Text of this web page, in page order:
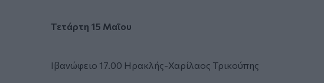
Τετάρτη 15 Μαΐου
Ιβανώφειο 17.00 Ηρακλής-Χαρίλαος Τρικούπης